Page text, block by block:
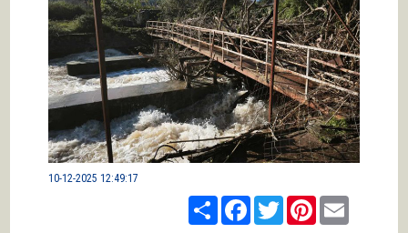
10-12-2025 12:49:17
ShareFacebook
TwitterPinterestEmail